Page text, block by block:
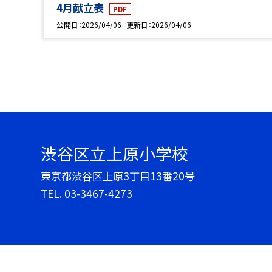
4月献立表
PDF
公開日 2026/04/06 更新日 2026/04/06
渋谷区立上原小学校
東京都渋谷区上原3丁目13番20号
TEL. 03-3467-4273